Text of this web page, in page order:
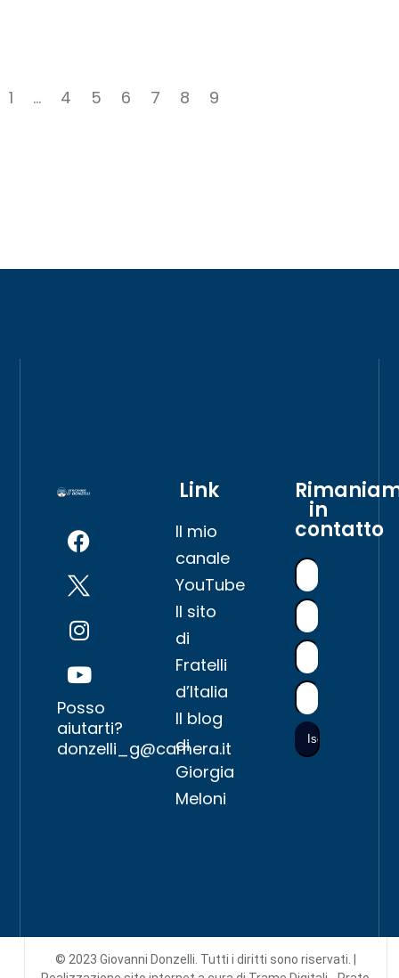
1 … 4 5 6 7 8 9
Posso
aiutarti?
donzelli_g@camera.it
Link
Il mio
canale
YouTube
Il sito
di
Fratelli
d’Italia
Il blog
di
Giorgia
Meloni
in
contatto
© 2023 Giovanni Donzelli. Tutti i diritti sono riservati. |